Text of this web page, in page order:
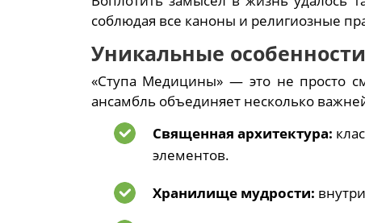
соблюдая все каноны и религиозные
Уникальные
«Ступа Медицины» — это не просто
ансамбль объединяет несколько
Священная архитектура:
элементов.
Хранилище мудрости: